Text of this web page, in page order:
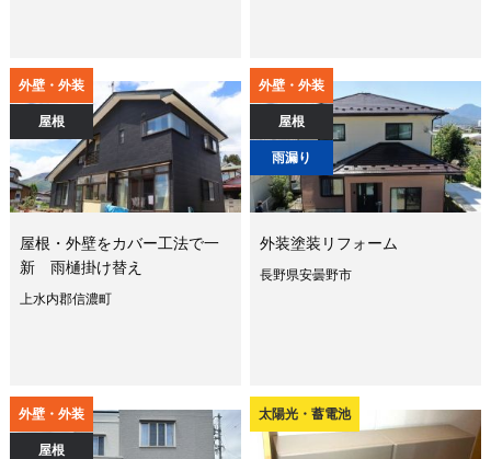
外壁・外装
屋根
屋根・外壁をカバー工法で一
新 雨樋掛け替え
上水内郡信濃町
外壁・外装
屋根
雨漏り
外装塗装リフォーム
長野県安曇野市
外壁・外装
屋根
太陽光・蓄電池